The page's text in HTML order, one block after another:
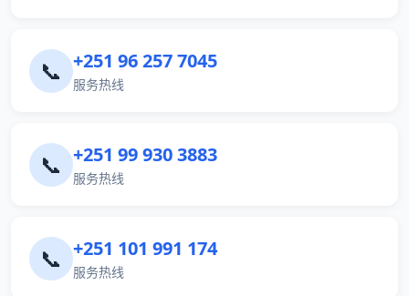
📞 +251 96 257 7045
服务热线
📞 +251 99 930 3883
服务热线
📞 +251 101 991 174
服务热线